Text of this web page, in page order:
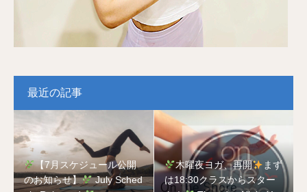
最近の記事
【7月スケジュール公開
のお知らせ】
July Sched
木曜夜ヨガ、再開
まず
は18:30クラスからスター